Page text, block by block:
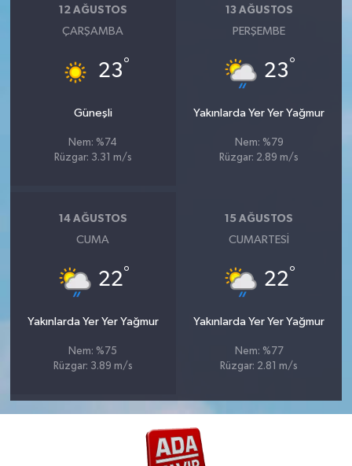
12 AĞUSTOS
ÇARŞAMBA
23°
Güneşli
Nem: %74
Rüzgar: 3.31 m/s
13 AĞUSTOS
PERŞEMBE
23°
Yakınlarda Yer Yer Yağmur
Nem: %79
Rüzgar: 2.89 m/s
14 AĞUSTOS
CUMA
22°
Yakınlarda Yer Yer Yağmur
Nem: %75
Rüzgar: 3.89 m/s
15 AĞUSTOS
CUMARTESI
22°
Yakınlarda Yer Yer Yağmur
Nem: %77
Rüzgar: 2.81 m/s